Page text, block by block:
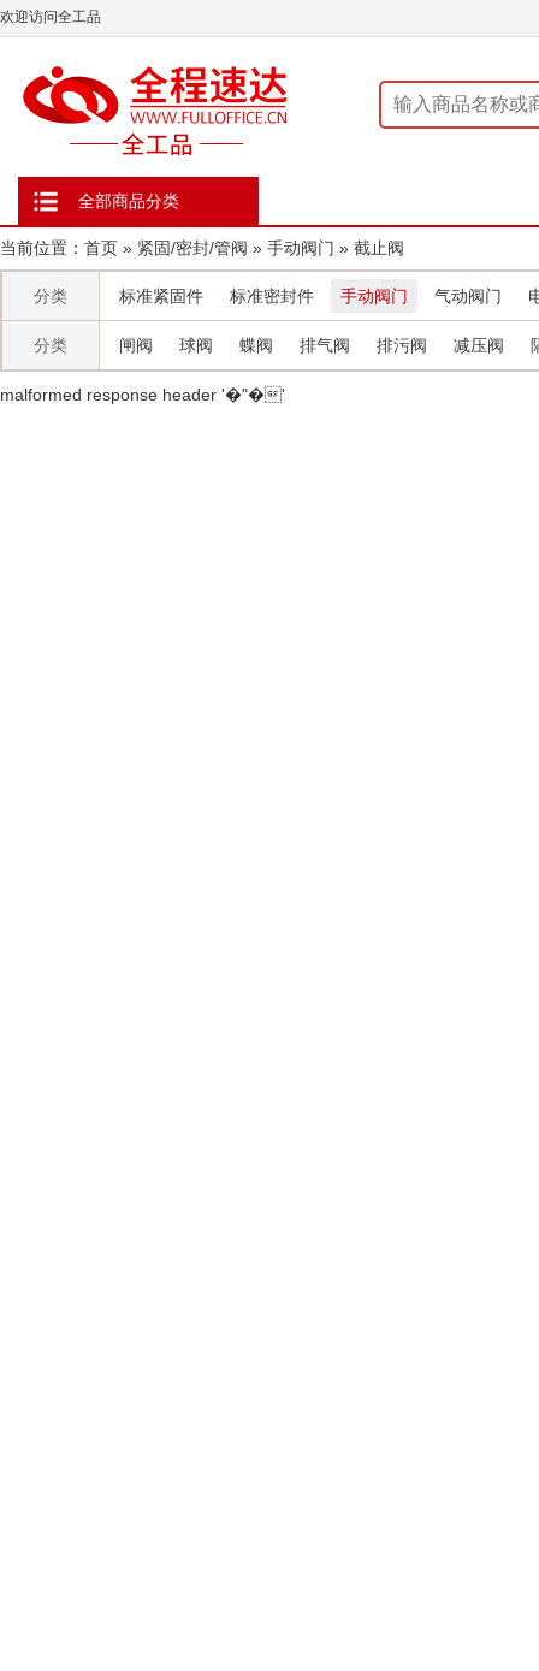
欢迎访问全工品
全部商品分类
当前位置： 首页 » 紧固/密封/管阀 » 手动阀门 » 截止阀
分类 标准紧固件 标准密封件 手动阀门 气动阀门
分类 闸阀 球阀 蝶阀 排气阀 排污阀 减压阀
malformed response header ' �"�'